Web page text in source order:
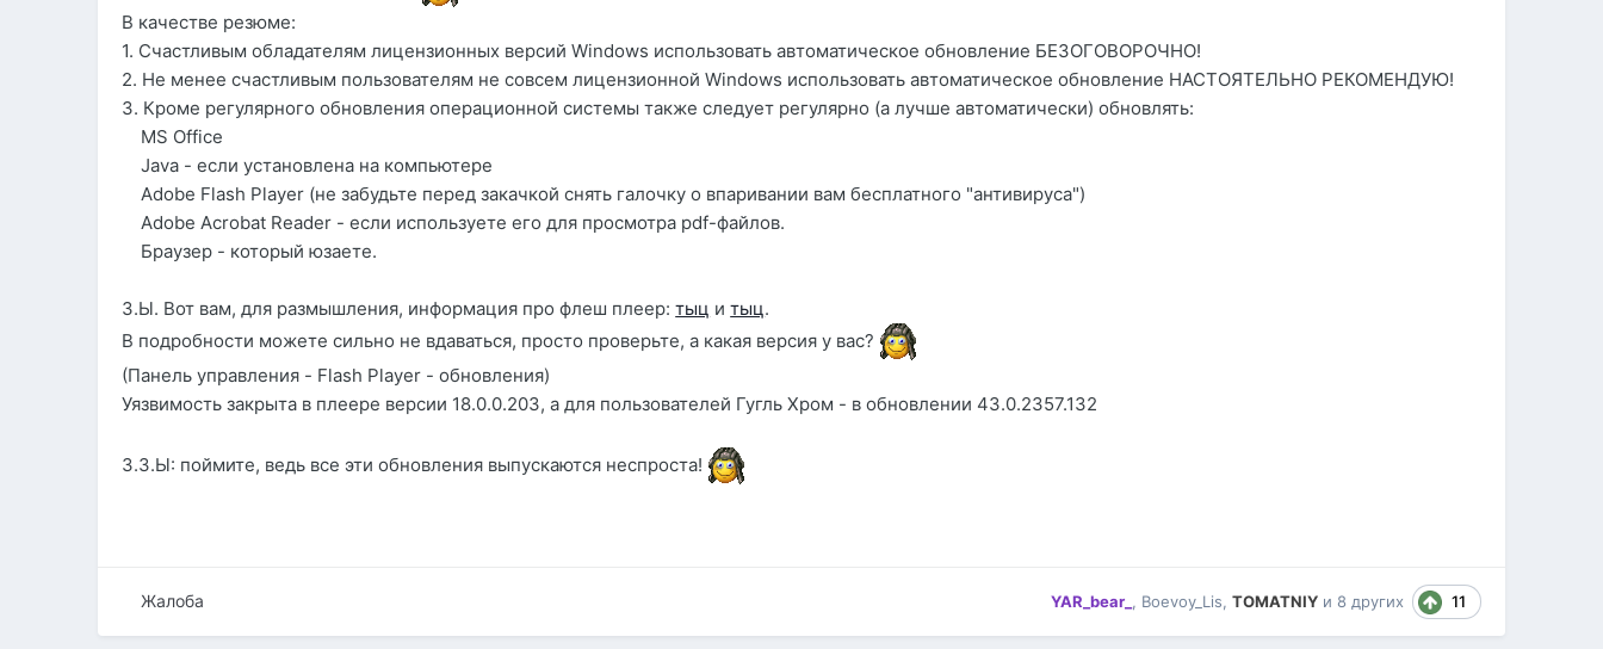
В качестве резюме:
1. Счастливым обладателям лицензионных версий Windows использовать автоматическое обновление БЕЗОГОВОРОЧНО!
2. Не менее счастливым пользователям не совсем лицензионной Windows использовать автоматическое обновление НАСТОЯТЕЛЬНО РЕКОМЕНДУЮ!
3. Кроме регулярного обновления операционной системы также следует регулярно (а лучше автоматически) обновлять:
MS Office
Java - если установлена на компьютере
Adobe Flash Player (не забудьте перед закачкой снять галочку о впаривании вам бесплатного "антивируса")
Adobe Acrobat Reader - если используете его для просмотра pdf-файлов.
Браузер - который юзаете.
З.Ы. Вот вам, для размышления, информация про флеш плеер:тыц итыц.
В подробности можете сильно не вдаваться, просто проверьте, а какая версия у вас?
(Панель управления - Flash Player - обновления)
Уязвимость закрыта в плеере версии 18.0.0.203, а для пользователей Гугль Хром - в обновлении 43.0.2357.132
З.З.Ы: поймите, ведь все эти обновления выпускаются неспроста!
YAR_bear_ , Boevoy_Lis, TOMATNIYи 8 других 11
Жалоба